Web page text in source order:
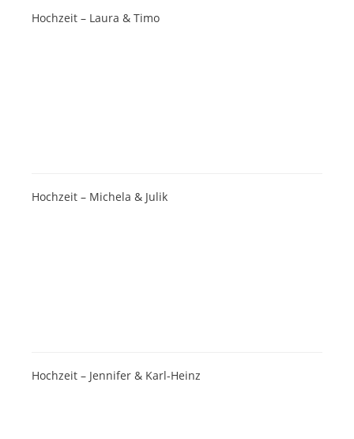
Hochzeit – Laura & Timo
Hochzeit – Michela & Julik
Hochzeit – Jennifer & Karl-Heinz